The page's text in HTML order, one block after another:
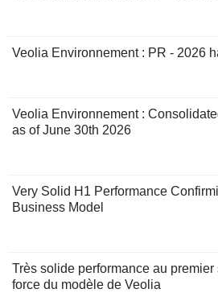
Veolia Environnement : PR - 2026
Veolia Environnement :
as of June 30th 2026
Very Solid H1 Performance
Business Model
Très solide performance au
force du modèle de Veolia